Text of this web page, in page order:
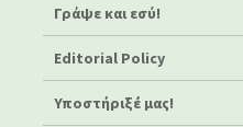
Γράψε και εσύ!
Editorial Policy
Υποστήριξέ μας!